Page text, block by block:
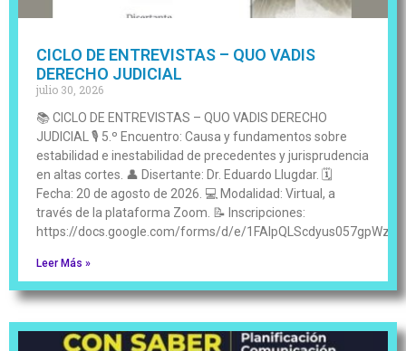
CICLO DE ENTREVISTAS – QUO VADIS
DERECHO JUDICIAL
julio 30, 2026
📚 CICLO DE ENTREVISTAS – QUO VADIS DERECHO
JUDICIAL 🎙️ 5.º Encuentro: Causa y fundamentos sobre
estabilidad e inestabilidad de precedentes y jurisprudencia
en altas cortes. 👤 Disertante: Dr. Eduardo Llugdar. 🗓️
Fecha: 20 de agosto de 2026. 💻 Modalidad: Virtual, a
través de la plataforma Zoom. 📝 Inscripciones:
https://docs.google.com/forms/d/e/
Leer Más »